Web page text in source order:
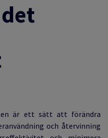
är ett sätt att förändra
och återvinning